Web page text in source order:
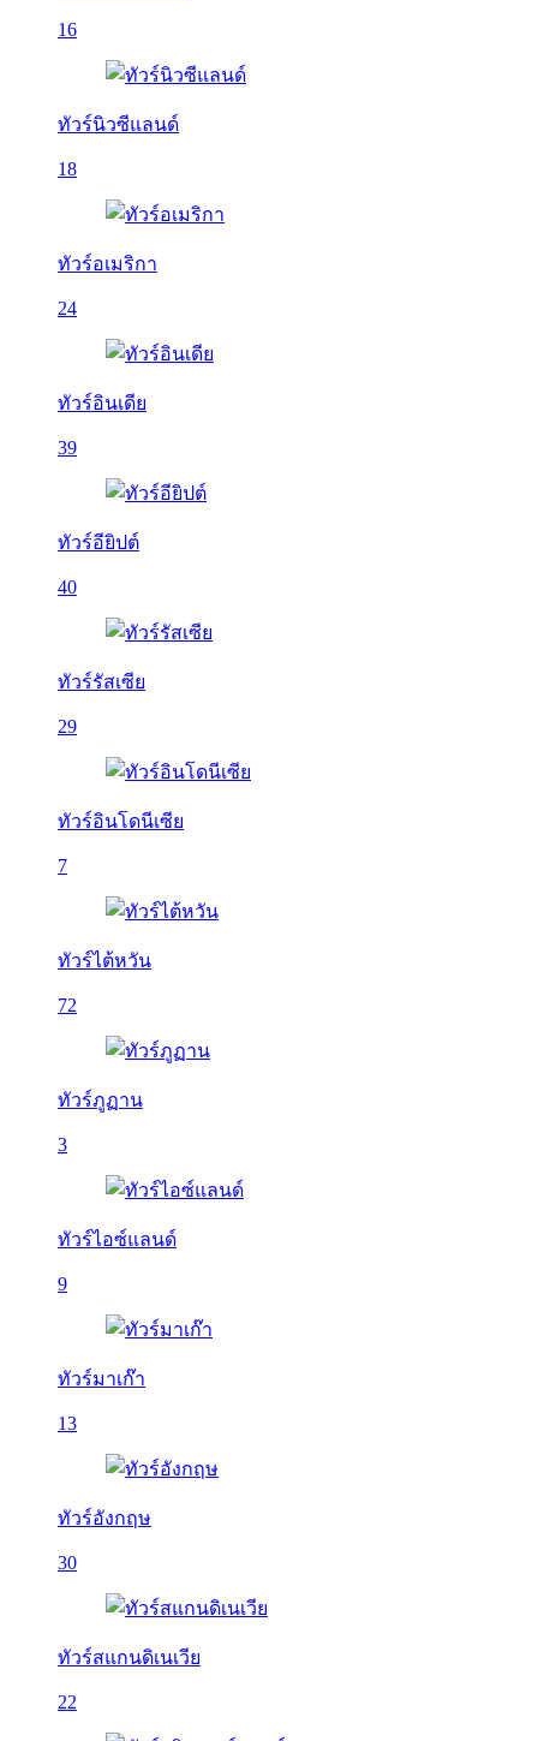
16
ทัวร์นิวซีแลนด์
18
ทัวร์อเมริกา
24
ทัวร์อินเดีย
39
ทัวร์อียิปต์
40
ทัวร์รัสเซีย
29
ทัวร์อินโดนีเซีย
7
ทัวร์ไต้หวัน
72
ทัวร์ภูฏาน
3
ทัวร์ไอซ์แลนด์
9
ทัวร์มาเก๊า
13
ทัวร์อังกฤษ
30
ทัวร์สแกนดิเนเวีย
22